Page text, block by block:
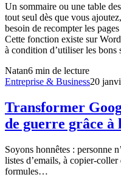
Un sommaire ou une table
tout seul dès que vous
besoin de recompter les
Cette fonction existe sur
à condition d’utiliser les
Natan6 min de lecture
Entreprise & Business20
Transformer
de guerre grâce à
Soyons honnêtes : personne
listes d’emails, à copier-coller
formules…